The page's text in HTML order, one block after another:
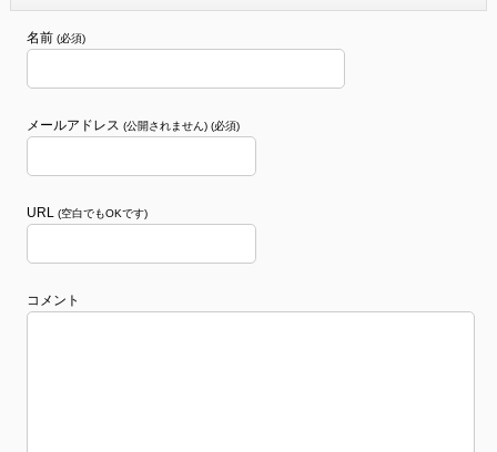
名前 (必須)
メールアドレス (公開されません) (必須)
URL (空白でもOKです)
コメント